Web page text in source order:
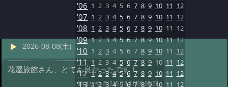
2026-08-08(土)
花屋旅館さん、とても良かったです！
@はなや#1515 '18 11/28 05:27
'06 1 2 3 4 5 6 7 8 9 10 11 12
'07 1 2 3 4 5 6 7 8 9 10 11 12
'08 1 2 3 4 5 6 7 8 9 10 11 12
'09 1 2 3 4 5 6 7 8 9 10 11 12
'10 1 2 3 4 5 6 7 8 9 10 11 12
'11 1 2 3 4 5 6 7 8 9 10 11 12
'12 1 2 3 4 5 6 7 8 9 10 11 12
'13 1 2 3 4 5 6 7 8 9 10 11 12